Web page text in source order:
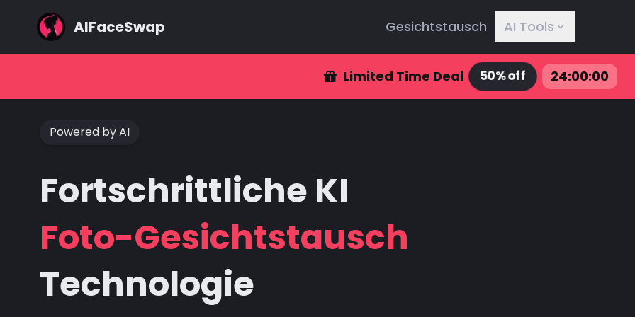
AIFaceSwap Gesichtstausch AI Tools
Limited Time Deal 50% off 24:00:00
Powered by AI
Fortschrittliche KI
Foto-Gesichtstausch
Technologie